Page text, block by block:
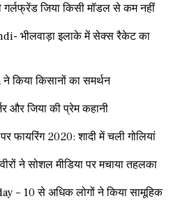
जिया किसी मॉडल से कम नहीं
भीलवाड़ा इलाके में सेक्स रैकेट का
किसानों का समर्थन
और जिया की प्रेम कहानी
फायरिंग 2020: शादी में चली गोलियां
ने सोशल मीडिया पर मचाया तहलका
– 10 से अधिक लोगों ने किया सामूहिक